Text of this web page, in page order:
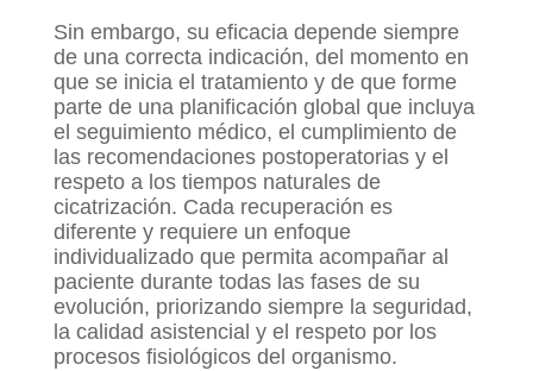
Sin embargo, su eficacia depende siempre
de una correcta indicación, del momento en
que se inicia el tratamiento y de que forme
parte de una planificación global que incluya
el seguimiento médico, el cumplimiento de
las recomendaciones postoperatorias y el
respeto a los tiempos naturales de
cicatrización. Cada recuperación es
diferente y requiere un enfoque
individualizado que permita acompañar al
paciente durante todas las fases de su
evolución, priorizando siempre la seguridad,
la calidad asistencial y el respeto por los
procesos fisiológicos del organismo.